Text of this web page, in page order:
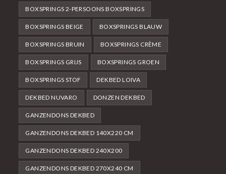
BOXSPRINGS 2-PERSOONS BOXSPRINGS
BOXSPRINGS BEIGE BOXSPRINGS BLAUW
BOXSPRINGS BRUIN BOXSPRINGS CRÈME
BOXSPRINGS GRIJS BOXSPRINGS GROEN
BOXSPRINGS STOF DEKBED LOIVA
DEKBED NUVARO DONZEN DEKBED
GANZENDONS DEKBED
GANZENDONS DEKBED 140X220 CM
GANZENDONS DEKBED 240X200
GANZENDONS DEKBED 270X240 CM